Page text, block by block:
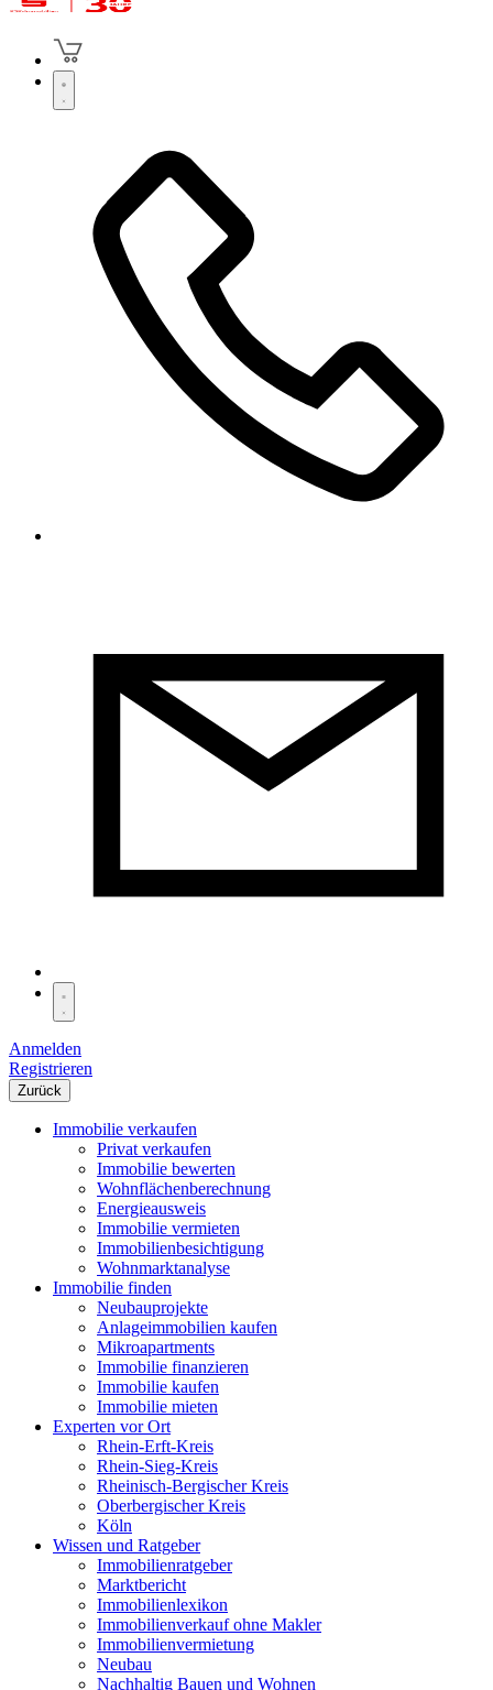
Anmelden
Registrieren
Zurück
Immobilie verkaufen
Privat verkaufen
Immobilie bewerten
Wohnflächenberechnung
Energieausweis
Immobilie vermieten
Immobilienbesichtigung
Wohnmarktanalyse
Immobilie finden
Neubauprojekte
Anlageimmobilien kaufen
Mikroapartments
Immobilie finanzieren
Immobilie kaufen
Immobilie mieten
Experten vor Ort
Rhein-Erft-Kreis
Rhein-Sieg-Kreis
Rheinisch-Bergischer Kreis
Oberbergischer Kreis
Köln
Wissen und Ratgeber
Immobilienratgeber
Marktbericht
Immobilienlexikon
Immobilienverkauf ohne Makler
Immobilienvermietung
Neubau
Nachhaltig Bauen und Wohnen